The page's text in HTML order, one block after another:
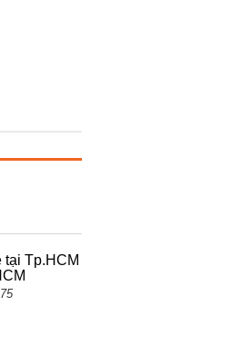
tại Tp.HCM